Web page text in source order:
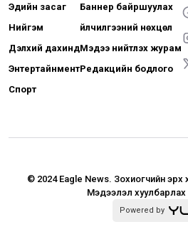
Эдийн засаг
Нийгэм
Дэлхий дахинд
Энтертайнмент
Спорт
Баннер байршуулах
Үйлчилгээний нөхцөл
Мэдээ нийтлэх журам
Редакцийн бодлого
© 2024 Eagle News. Зохиогчийн эрх
Мэдээлэл хуулбарлах
Powered by